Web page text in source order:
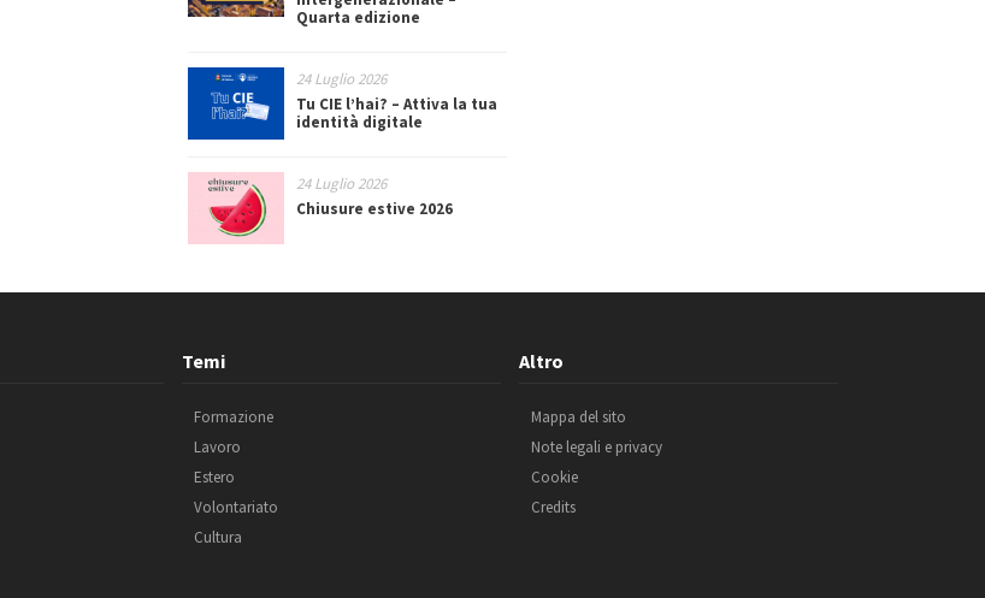
Quarta edizione
24 Luglio 2026
Tu CIE l’hai? – Attiva la tua
identità digitale
24 Luglio 2026
Chiusure estive 2026
Temi
Formazione
Lavoro
Estero
Volontariato
Cultura
Altro
Mappa del sito
Note legali e privacy
Cookie
Credits